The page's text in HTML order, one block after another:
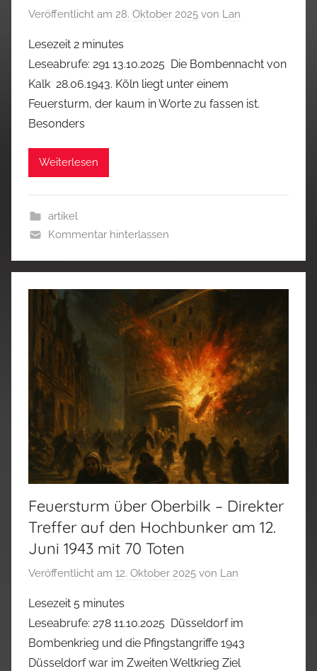
Veröffentlicht am 28. Oktober 2025 von Lan
Lesezeit 2 minutes
Leseabrufe: 291 13.10.2025 Die Bombennacht von
Kalk 28.06.1943. Köln liegt unter einem
Feuersturm, der kaum in Worte zu fassen ist.
Besonders
Weiterlesen
artikel
Kommentar hinterlassen
Feuersturm über Oberbilk – Direkter
Treffer auf den Hochbunker am 12.
Juni 1943 mit 70 Toten
Veröffentlicht am 12. Oktober 2025 von Lan
Lesezeit 5 minutes
Leseabrufe: 278 11.10.2025 Düsseldorf im
Bombenkrieg und die Pfingstangriffe 1943
Düsseldorf war im Zweiten Weltkrieg Ziel